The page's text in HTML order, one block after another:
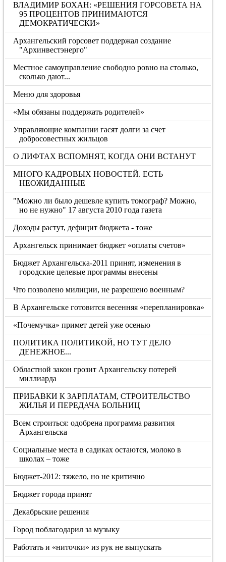
ВЛАДИМИР БОХАН: «РЕШЕНИЯ ГОРСОВЕТА НА
95 ПРОЦЕНТОВ ПРИНИМАЮТСЯ
ДЕМОКРАТИЧЕСКИ»
Архангельский горсовет поддержал создание
"Архинвестэнерго"
Местное самоуправление свободно ровно на столько,
сколько дают...
Меню для здоровья
«Мы обязаны поддержать родителей»
Управляющие компании гасят долги за счет
добросовестных жильцов
О ЛИФТАХ ВСПОМНЯТ, КОГДА ОНИ ВСТАНУТ
МНОГО КАДРОВЫХ НОВОСТЕЙ. ЕСТЬ
НЕОЖИДАННЫЕ
"Можно ли было дешевле купить томограф? Можно,
но не нужно" 17 августа 2010 года газета
Доходы растут, дефицит бюджета - тоже
Архангельск принимает бюджет «оплаты счетов»
Бюджет Архангельска-2011 принят, изменения в
городские целевые программы внесены
Что позволено милиции, не разрешено военным?
В Архангельске готовится весенняя «перепланировка»
«Почемучка» примет детей уже осенью
ПОЛИТИКА ПОЛИТИКОЙ, НО ТУТ ДЕЛО
ДЕНЕЖНОЕ...
Областной закон грозит Архангельску потерей
миллиарда
ПРИБАВКИ К ЗАРПЛАТАМ, СТРОИТЕЛЬСТВО
ЖИЛЬЯ И ПЕРЕДАЧА БОЛЬНИЦ
Всем строиться: одобрена программа развития
Архангельска
Социальные места в садиках остаются, молоко в
школах – тоже
Бюджет-2012: тяжело, но не критично
Бюджет города принят
Декабрьские решения
Город поблагодарил за музыку
Работать и «ниточки» из рук не выпускать